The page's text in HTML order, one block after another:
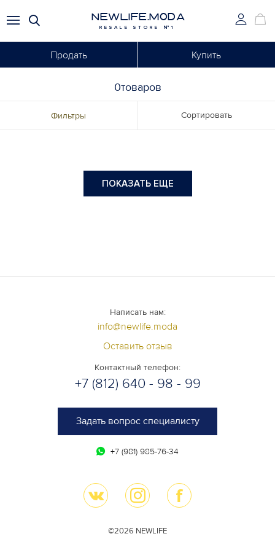
NEWLIFE.MODA
RESALE STORE №1
Продать Купить
0товаров
Фильтры Сортировать
ПОКАЗАТЬ ЕЩЕ
Написать нам:
info@newlife.moda
Оставить отзыв
Контактный телефон:
+7 (812) 640 - 98 - 99
Задать вопрос специалисту
+7 (981) 985-76-34
©2026 NEWLIFE